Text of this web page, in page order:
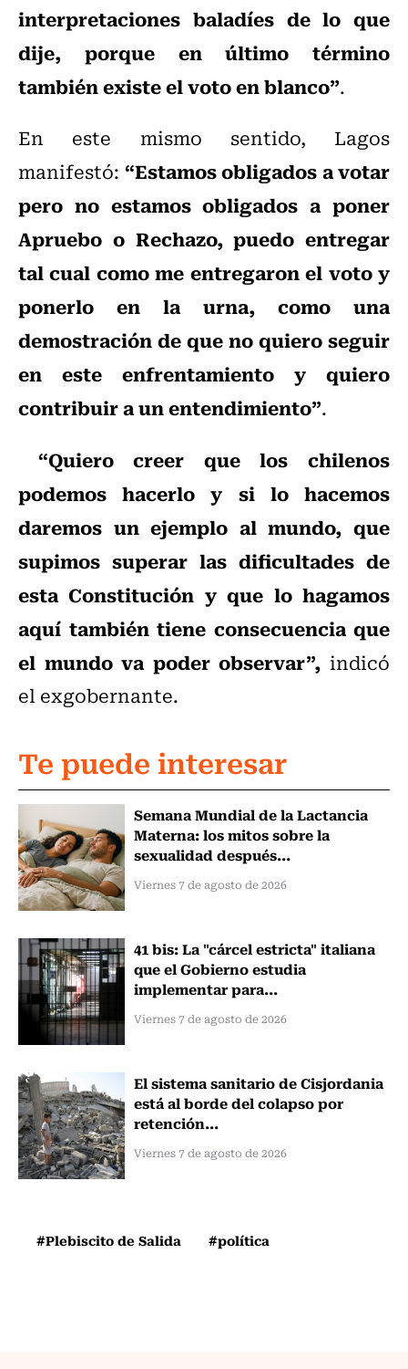
interpretaciones baladíes de lo que
dije, porque en último término
también existe el voto en blanco”.
En este mismo sentido, Lagos
manifestó: “Estamos obligados a votar
pero no estamos obligados a poner
Apruebo o Rechazo, puedo entregar
tal cual como me entregaron el voto y
ponerlo en la urna, como una
demostración de que no quiero seguir
en este enfrentamiento y quiero
contribuir a un entendimiento”.
“Quiero creer que los chilenos
podemos hacerlo y si lo hacemos
daremos un ejemplo al mundo, que
supimos superar las dificultades de
esta Constitución y que lo hagamos
aquí también tiene consecuencia que
el mundo va poder observar”, indicó
el exgobernante.
Te puede interesar
Semana Mundial de la Lactancia
Materna: los mitos sobre la
sexualidad después...
Viernes 7 de agosto de 2026
41 bis: La "cárcel estricta" italiana
que el Gobierno estudia
implementar para...
Viernes 7 de agosto de 2026
El sistema sanitario de Cisjordania
está al borde del colapso por
retención...
Viernes 7 de agosto de 2026
#Plebiscito de Salida #política